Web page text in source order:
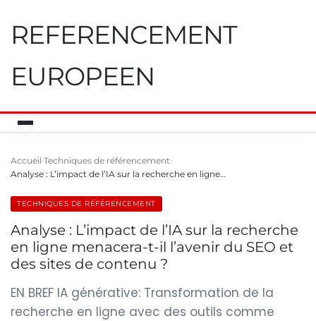
REFERENCEMENT
EUROPEEN
Accueil Techniques de référencement
Analyse : L’impact de l’IA sur la recherche en ligne…
TECHNIQUES DE RÉFÉRENCEMENT
Analyse : L’impact de l’IA sur la recherche
en ligne menacera-t-il l’avenir du SEO et
des sites de contenu ?
EN BREF IA générative: Transformation de la
recherche en ligne avec des outils comme